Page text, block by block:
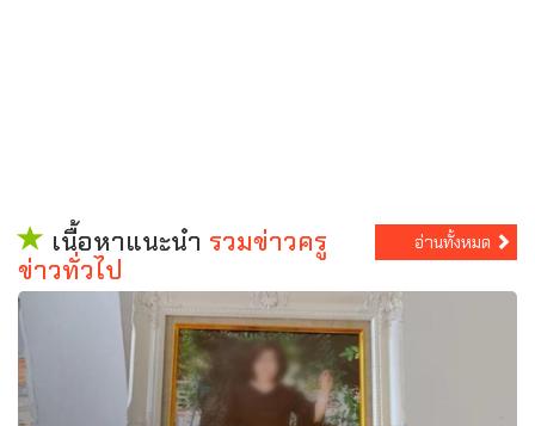
เนื้อหาแนะนำ รวมข่าวครู
ข่าวทั่วไป
อ่านทั้งหมด